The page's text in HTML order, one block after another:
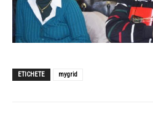
ETICHETE mygrid